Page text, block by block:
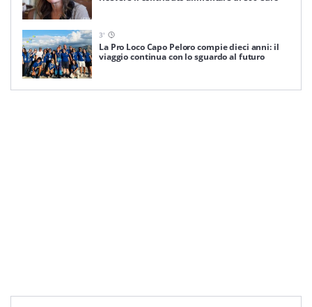
3'
La Pro Loco Capo Peloro compie dieci anni: il
viaggio continua con lo sguardo al futuro